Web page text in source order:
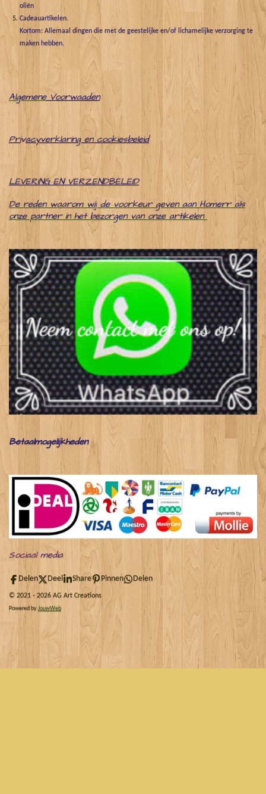
oliën
Cadeauartikelen.
Kortom: Allemaal dingen die met de geestelijke en/of lichamelijke verzorging te
maken hebben.
Algemene Voorwaaden
Privacyverklaring en cookiesbeleid
LEVERING EN VERZENDBELEID
De reden waarom wij de voorkeur geven aan Homerr als
onze partner in het bezorgen van onze artikelen
Betaalmogelijkheden
Sociaalmedia
Delen Deel Share Pinnen Delen
© 2021 - 2026 AG Art Creations
Powered byJouwWeb